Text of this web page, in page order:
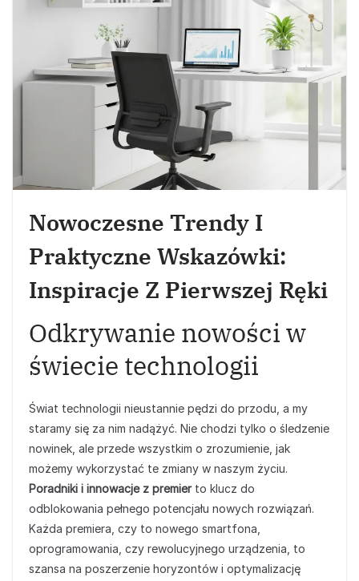
Nowoczesne Trendy I
Praktyczne Wskazówki:
Inspiracje Z Pierwszej Ręki
Odkrywanie nowości w
świecie technologii
Świat technologii nieustannie pędzi do przodu, a my
staramy się za nim nadążyć. Nie chodzi tylko o śledzenie
nowinek, ale przede wszystkim o zrozumienie, jak
możemy wykorzystać te zmiany w naszym życiu.
Poradniki i innowacje z premierto klucz do
odblokowania pełnego potencjału nowych rozwiązań.
Każda premiera, czy to nowego smartfona,
oprogramowania, czy rewolucyjnego urządzenia, to
szansa na poszerzenie horyzontów i optymalizację